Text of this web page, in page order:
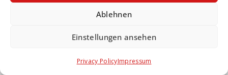
Ablehnen
Einstellungen ansehen
Privacy PolicyImpressum
4. August 2024 um 11:54
Das Problem war etwas hausgemacht.
und Siege auch gegen große